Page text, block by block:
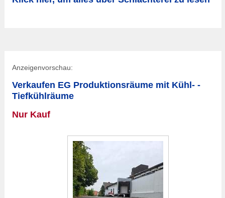
Anzeigenvorschau:
Verkaufen EG Produktionsräume mit Kühl- -
Tiefkühlräume
Nur Kauf